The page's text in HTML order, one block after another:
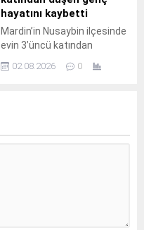
çıkarak orta refüjdeki demir
bariyerlere çarpıp
devrildi.Kazada araç içinde
mahsur kalan...
hayatını kaybetti
Mardin’in Nusaybin ilçesinde
evin 3’üncü katından
yaşındaki genç yaşamını
02.08.2026 0